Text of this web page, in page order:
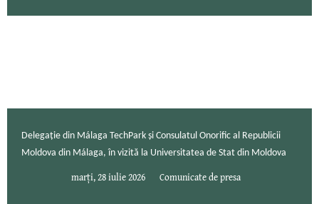
Delegație din Málaga TechPark și Consulatul Onorific al Republicii
Moldova din Málaga, în vizită la Universitatea de Stat din Moldova
marți, 28 iulie 2026 Comunicate de presa